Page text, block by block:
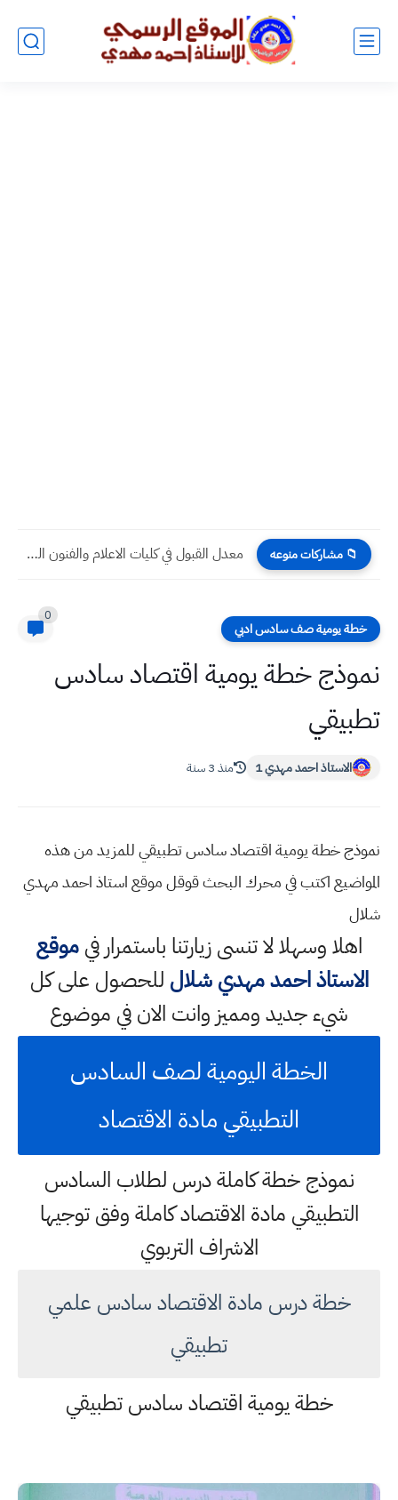
📁 مشاركات منوعه معدل القبول في كليات التربية عام 2017 سادس ادبي وعلمي...
خطة يومية صف سادس ادبي
0
نموذج خطة يومية اقتصاد سادس
تطبيقي
الاستاذ احمد مهدي 1 منذ 3 سنة
نموذج خطة يومية اقتصاد سادس تطبيقي للمزيد من هذه
المواضيع اكتب في محرك البحث قوقل موقع استاذ احمد مهدي
شلال
اهلا وسهلالا تنسى زيارتنا باستمرار فيموقع
الاستاذ احمد مهدي شلال للحصول على كل
شيء جديد ومميز وانت الان في موضوع
الخطة اليومية لصف السادس
التطبيقي مادة الاقتصاد
نموذج خطة كاملة درس لطلاب السادس
التطبيقي مادة الاقتصاد كاملة وفق توجيها
الاشراف التربوي
خطة درس مادة الاقتصاد سادس علمي
تطبيقي
خطة يومية اقتصاد سادس تطبيقي